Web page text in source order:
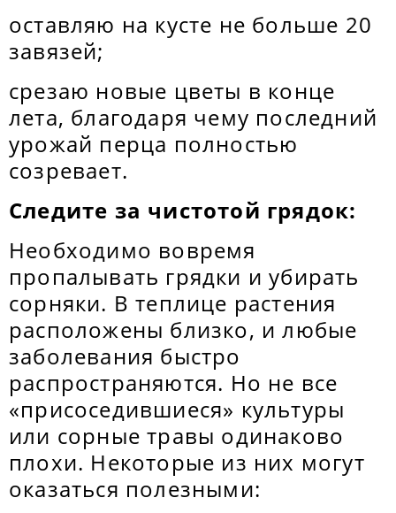
оставляю на кусте не больше 20
завязей;
срезаю новые цветы в конце
лета, благодаря чему последний
урожай перца полностью
созревает.
Следите за чистотой грядок:
Необходимо вовремя
пропалывать грядки и убирать
сорняки. В теплице растения
расположены близко, и любые
заболевания быстро
распространяются. Но не все
«присоседившиеся» культуры
или сорные травы одинаково
плохи. Некоторые из них могут
оказаться полезными: